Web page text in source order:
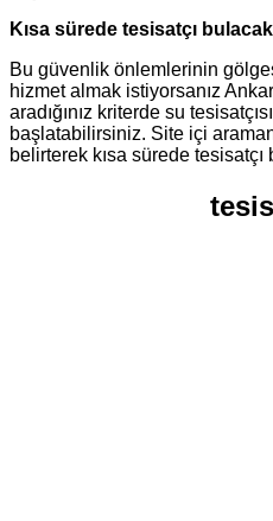
Kısa sürede tesisatçı
Bu güvenlik önlemlerinin
hizmet almak istiyorsanız
aradığınız kriterde su
başlatabilirsiniz. Site içi
belirterek kısa sürede tesisatçı